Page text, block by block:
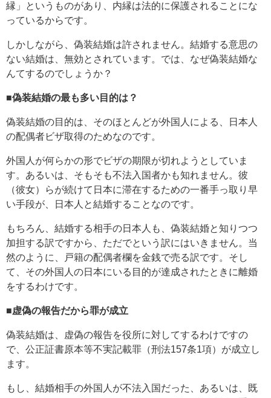
縁」というものがあり、内縁は法的に保護されることにな
っているからです。
しかしながら、偽装結婚は許されません。結婚する意思の
ない結婚は、無効とされています。では、なぜ偽装結婚な
んてするのでしょうか？
■偽装結婚の最も多い目的は？
偽装結婚の目的は、そのほとんどが外国人による、日本人
の配偶者ビザ取得のためなのです。
外国人が何らかの形でビザの期限が切れようとしていま
す。あるいは、そもそも不法入国者かも知れません。彼
（彼女）らが続けて日本に滞在するための一番手っ取り早
い手段が、日本人と結婚することなのです。
もちろん、結婚する相手の日本人も、偽装結婚と知りつつ
加担する訳ですから、ただでという訳にはいきません。当
然のように、戸籍の配偶者欄を金銭で売る訳です。そし
て、その外国人の日本にいる目的が達成されたときに離婚
をするわけです。
■虚偽の報告だから罪が成立
偽装結婚は、虚偽の報告を役所に対してするわけですの
で、公正証書原本等不実記載罪（刑法157条1項）が成立し
ます。
もし、結婚相手の外国人が不法入国だった、あるいは、既